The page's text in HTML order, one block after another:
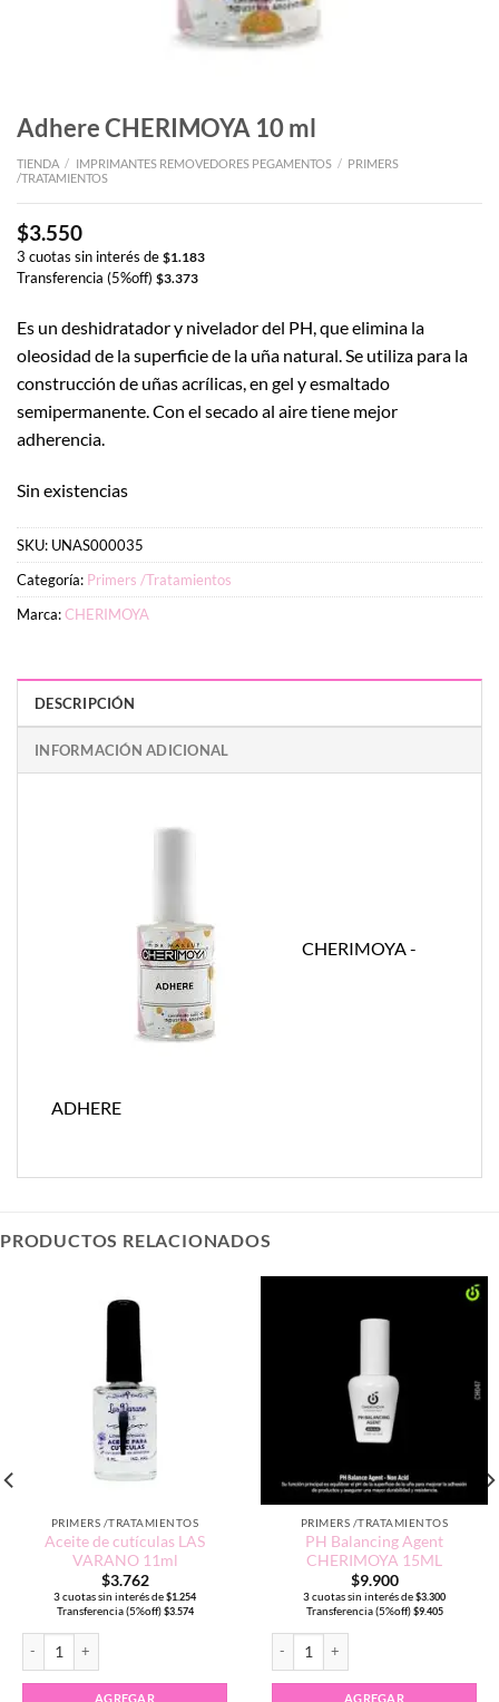
Adhere CHERIMOYA 10 ml
TIENDA / IMPRIMANTES REMOVEDORES PEGAMENTOS / PRIMERS
/TRATAMIENTOS
$3.550
3 cuotas sin interés de $1.183
Transferencia (5%off) $3.373
Es un deshidratador y nivelador del PH, que elimina la
oleosidad de la superficie de la uña natural. Se utiliza para la
construcción de uñas acrílicas, en gel y esmaltado
semipermanente. Con el secado al aire tiene mejor
adherencia.
Sin existencias
SKU: UNAS000035
Categoría: Primers /Tratamientos
Marca:CHERIMOYA
DESCRIPCIÓN
INFORMACIÓN ADICIONAL
CHERIMOYA -
ADHERE
PRODUCTOS RELACIONADOS
PRIMERS /TRATAMIENTOS
Aceite de cutículas LAS
VARANO 11ml
$3.762
3 cuotas sin interés de $1.254
Transferencia (5%off) $3.574
AGREGAR
PRIMERS /TRATAMIENTOS
PH Balancing Agent
CHERIMOYA 15ML
$9.900
3 cuotas sin interés de $3.300
Transferencia (5%off) $9.405
AGREGAR